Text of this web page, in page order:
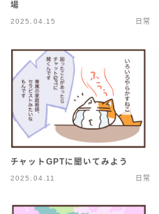
場
2025.04.15 日常
チャットGPTに聞いてみよう
2025.04.11 日常